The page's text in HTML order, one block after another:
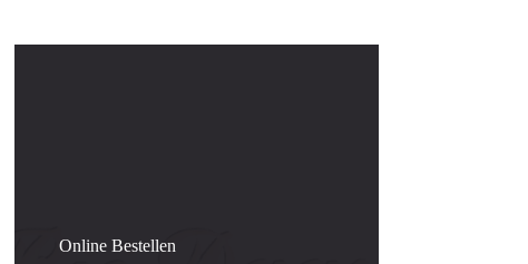
Online Bestellen